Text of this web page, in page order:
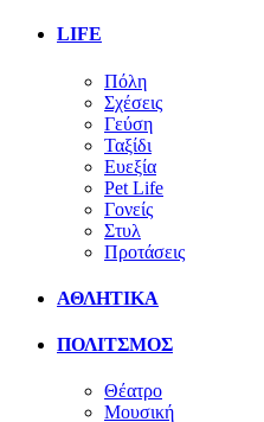
LIFE
Πόλη
Σχέσεις
Γεύση
Ταξίδι
Ευεξία
Pet Life
Γονείς
Στυλ
Προτάσεις
ΑΘΛΗΤΙΚΑ
ΠΟΛΙΤΣΜΟΣ
Θέατρο
Μουσική